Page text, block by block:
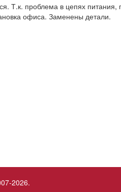
Т.к. проблема в цепях
офиса. Заменены детали.
2026.